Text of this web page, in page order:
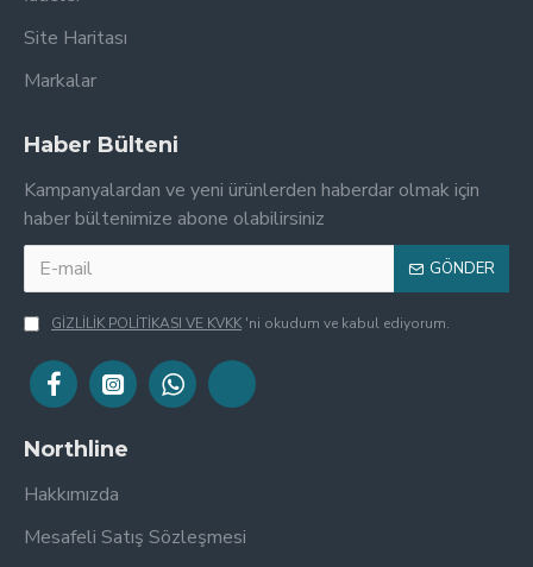
Site Haritası
Markalar
Haber Bülteni
Kampanyalardan ve yeni ürünlerden haberdar olmak için
haber bültenimize abone olabilirsiniz
GÖNDER
GİZLİLİK POLİTİKASI VE KVKK 'ni okudum ve kabul ediyorum.
Northline
Hakkımızda
Mesafeli Satış Sözleşmesi